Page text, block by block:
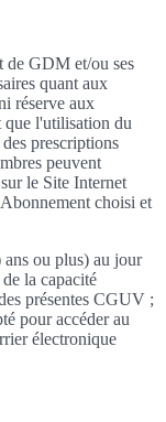
de GDM et/ou ses
quant aux
réserve aux
que l'utilisation du
prescriptions
peuvent
le Site Internet
choisi et
ans ou plus) au jour
la capacité
présentes CGUV ;
pour accéder au
électronique